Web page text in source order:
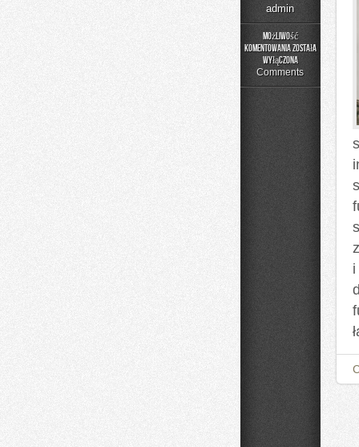
admin
Możliwość
komentowania
Rehabilitacja
Fizjoterapia
została
wyłączona
Comments
i